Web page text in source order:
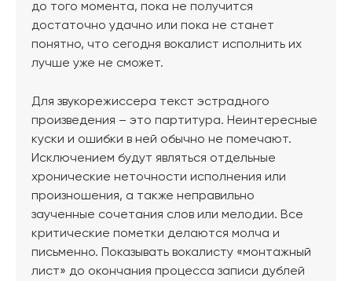
до того момента, пока не получится
достаточно удачно или пока не станет
понятно, что сегодня вокалист исполнить их
лучше уже не сможет.
Для звукорежиссера текст эстрадного
произведения – это партитура. Неинтересные
куски и ошибки в ней обычно не помечают.
Исключением будут являться отдельные
хронические неточности исполнения или
произношения, а также неправильно
заученные сочетания слов или мелодии. Все
критические пометки делаются молча и
письменно. Показывать вокалисту «монтажный
лист» до окончания процесса записи дублей